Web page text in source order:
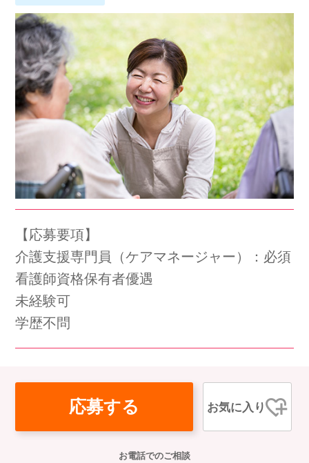
介護・看護のお仕事について
利用者の声
WEB勤怠
支店連絡先一覧
お知らせ 採用担当者様へ サイトマップ
【応募要項】
介護支援専門員（ケアマネージャー）：必須
看護師資格保有者優遇
未経験可
学歴不問
応募する お気に入り
お電話でのご相談